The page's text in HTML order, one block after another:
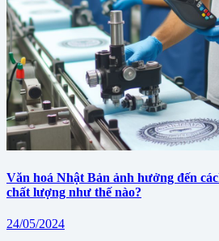
Văn hoá Nhật Bản ảnh hưởng đến
chất lượng như thế nào?
24/05/2024